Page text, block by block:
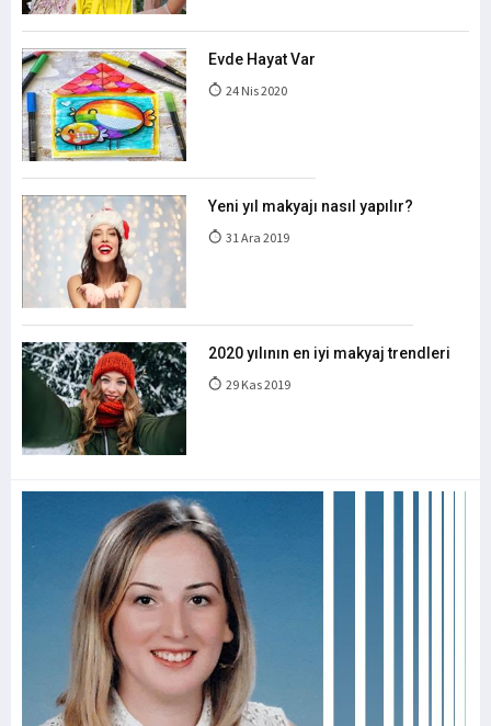
Evde Hayat Var
24 Nis 2020
Yeni yıl makyajı nasıl yapılır?
31 Ara 2019
2020 yılının en iyi makyaj trendleri
29 Kas 2019